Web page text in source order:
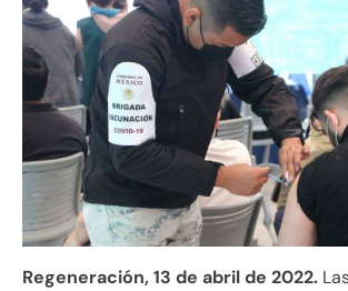
Regeneración, 13 de abril de 2022.